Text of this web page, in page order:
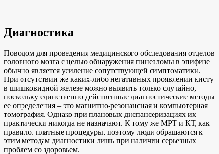
Диагностика
Поводом для проведения медицинского обследования отделов
головного мозга с целью обнаружения пинеаломы в эпифизе
обычно является усиление сопутствующей симптоматики.
При отсутствии же каких-либо негативных проявлений кисту
в шишковидной железе можно выявить только случайно,
поскольку единственно действенные диагностические методы
ее определения – это магнитно-резонансная и компьютерная
томография. Однако при плановых диспансеризациях их
практически никогда не назначают. К тому же МРТ и КТ, как
правило, платные процедуры, поэтому люди обращаются к
этим методам диагностики лишь при наличии серьезных
проблем со здоровьем.